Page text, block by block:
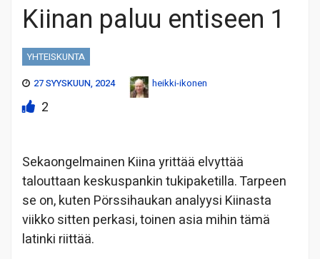
Kiinan paluu entiseen 1
YHTEISKUNTA
27 SYYSKUUN, 2024
heikki-ikonen
2
Sekaongelmainen Kiina yrittää elvyttää
talouttaan keskuspankin tukipaketilla. Tarpeen
se on, kuten Pörssihaukan analyysi Kiinasta
viikko sitten perkasi, toinen asia mihin tämä
latinki riittää.